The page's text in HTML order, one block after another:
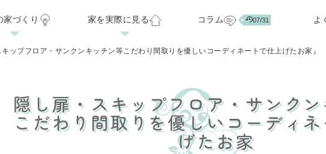
家づくり
リフォーム・リノベーション 標準仕様・オプション 家づくりのアイデア集
家を実際に見る
施工例
07/29
お客様の声
07/29
注文住宅ラインナップ 分譲中の住宅
03/24
コラム 07/31 よ
会社概要 スタッフ紹介 正社員スタッ
ップフロア・サンクンキッチン等こだわり間取りを優しいコーディネートで仕上げたお家』
隠し扉・スキップフロア・サンク
こだわり間取りを優しいコーディ
げたお家